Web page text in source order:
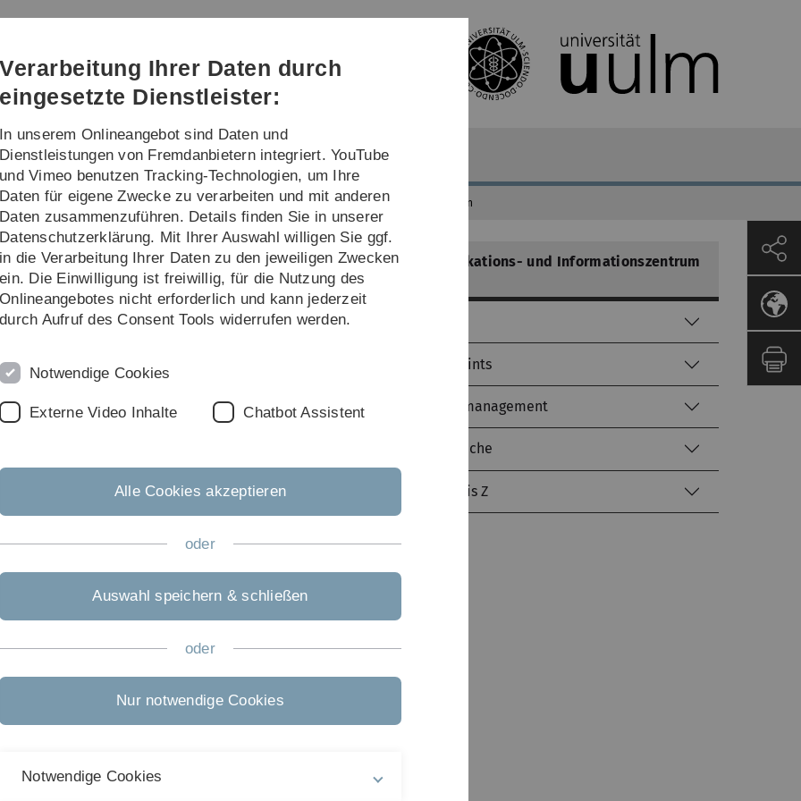
Direkt
Direkt
Direkt
(Sprache,
Drucken,
Social
Direkt
Direkt
(kiz)
Projekte Weiteres
Katalog Forschungsnahe Dienste Publikationsmanagement Hochschulschriften
und Wissenschaftler nutzen die Dienstleistung, um
Bachelor- und Masterarbeiten)
Repositorium OPARU veröffentlicht. Am
des Veröffentlichungsprozesses
Zoom statt.
notwendigen Bescheinigungen
mit den Promotionssekretariaten der
Nationalbibliothek
(Dubletten) mit Universitäten und
ELTAB
auch exmatrikulierte Studierende, und die noch ihre
die ihr Promotionsverfahren an einer
extern beenden.
Kommunikations- und Informationszentrum
Service-Points
Identitätsmanagement
Literatursuche
kiz von A bis Z
Verarbeitung Ihrer Daten durch
eingesetzte Dienstleister:
In unserem Onlineangebot sind Daten und
Dienstleistungen von Fremdanbietern integriert. YouTube
und Vimeo benutzen Tracking-Technologien, um Ihre
Daten für eigene Zwecke zu verarbeiten und mit anderen
Daten zusammenzuführen. Details finden Sie in unserer
Datenschutzerklärung. Mit Ihrer Auswahl willigen Sie ggf.
in die Verarbeitung Ihrer Daten zu den jeweiligen Zwecken
ein. Die Einwilligung ist freiwillig, für die Nutzung des
Onlineangebotes nicht erforderlich und kann jederzeit
durch Aufruf des Consent Tools widerrufen werden.
Notwendige Cookies
Externe Video Inhalte Chatbot Assistent
Alle Cookies akzeptieren
oder
Auswahl speichern & schließen
oder
Nur notwendige Cookies
Notwendige Cookies